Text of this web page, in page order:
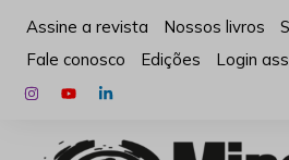
para
conteúdo
Assine a revista Nossos livros
Fale conosco
Edições Login